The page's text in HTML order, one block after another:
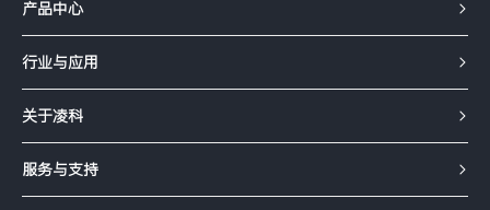
产品中心
行业与应用
关于凌科
服务与支持